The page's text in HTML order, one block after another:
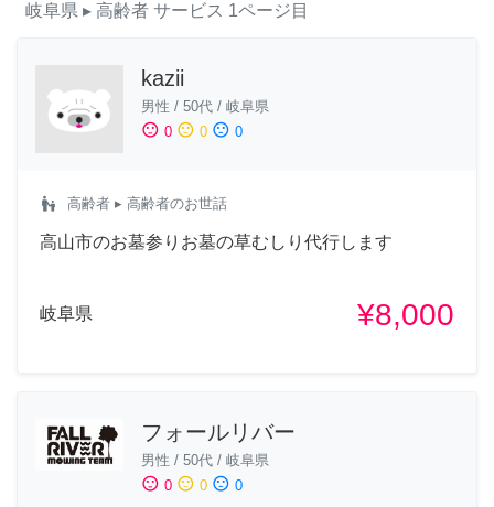
岐阜県 ▸ 高齢者 サービス 1ページ目
kazii
男性 / 50代 / 岐阜県
sentiment_satisfied 0 sentiment_neutral 0 sentiment_dissatisfied 0
escalator_warning 高齢者 ▸ 高齢者のお世話
高山市のお墓参りお墓の草むしり代行します
岐阜県 ¥8,000
フォールリバー
男性 / 50代 / 岐阜県
sentiment_satisfied 0 sentiment_neutral 0 sentiment_dissatisfied 0